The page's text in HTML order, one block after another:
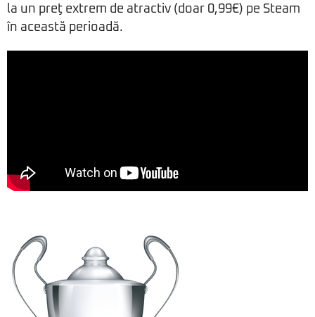
la un preţ extrem de atractiv (doar 0,99€) pe Steam
în această perioadă.